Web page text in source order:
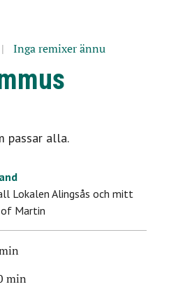
Inga remixer ännu
passar alla.
Lokalen Alingsås och mitt
Martin
min